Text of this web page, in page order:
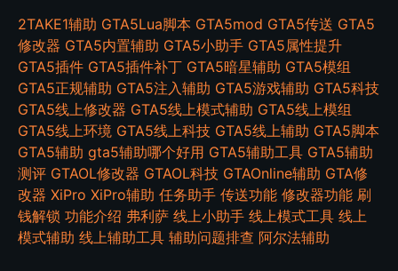
2TAKE1辅助 GTA5Lua脚本 GTA5mod GTA5传送 GTA5
修改器 GTA5内置辅助 GTA5小助手 GTA5属性提升
GTA5插件 GTA5插件补丁 GTA5暗星辅助 GTA5模组
GTA5正规辅助 GTA5注入辅助 GTA5游戏辅助 GTA5科技
GTA5线上修改器 GTA5线上模式辅助 GTA5线上模组
GTA5线上环境 GTA5线上科技 GTA5线上辅助 GTA5脚本
GTA5辅助 gta5辅助哪个好用 GTA5辅助工具 GTA5辅助
测评 GTAOL修改器 GTAOL科技 GTAOnline辅助 GTA修
改器 XiPro XiPro辅助 任务助手 传送功能 修改器功能 刷
钱解锁 功能介绍 弗利萨 线上小助手 线上模式工具 线上
模式辅助 线上辅助工具 辅助问题排查 阿尔法辅助